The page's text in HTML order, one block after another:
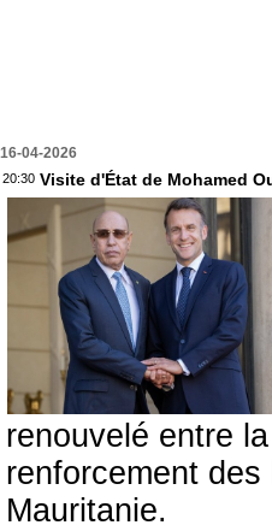
16-04-2026
20:30 Visite d'État de Mohamed
renouvelé entre
renforcement
Mauritanie.